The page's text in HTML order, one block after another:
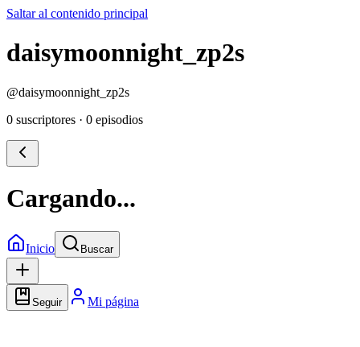
Saltar al contenido principal
daisymoonnight_zp2s
@daisymoonnight_zp2s
0 suscriptores · 0 episodios
Cargando...
Inicio Buscar
Seguir Mi página